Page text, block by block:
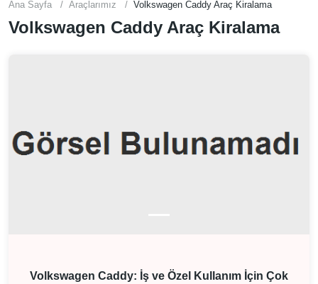
Ana Sayfa Araçlarımız Volkswagen Caddy Araç Kiralama
Volkswagen Caddy Araç Kiralama
Volkswagen Caddy: İş ve Özel Kullanım İçin Çok